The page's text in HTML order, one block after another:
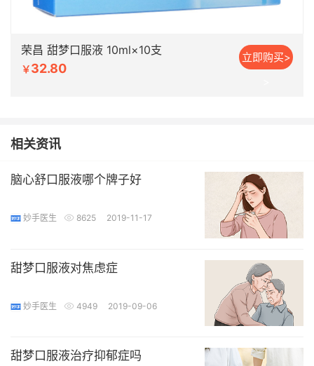
荣昌 甜梦口服液 10ml×10支
￥32.80
立即购买>
相关资讯
脑心舒口服液哪个牌子好
妙手医生 8625 2019-11-17
甜梦口服液对焦虑症
妙手医生 4949 2019-09-06
甜梦口服液治疗抑郁症吗